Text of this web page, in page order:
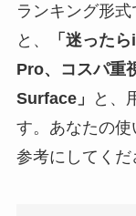
ランキング形
と、
「迷った
Pro、コスパ重
Surface」
と、
す。あなたの
参考にしてくだ